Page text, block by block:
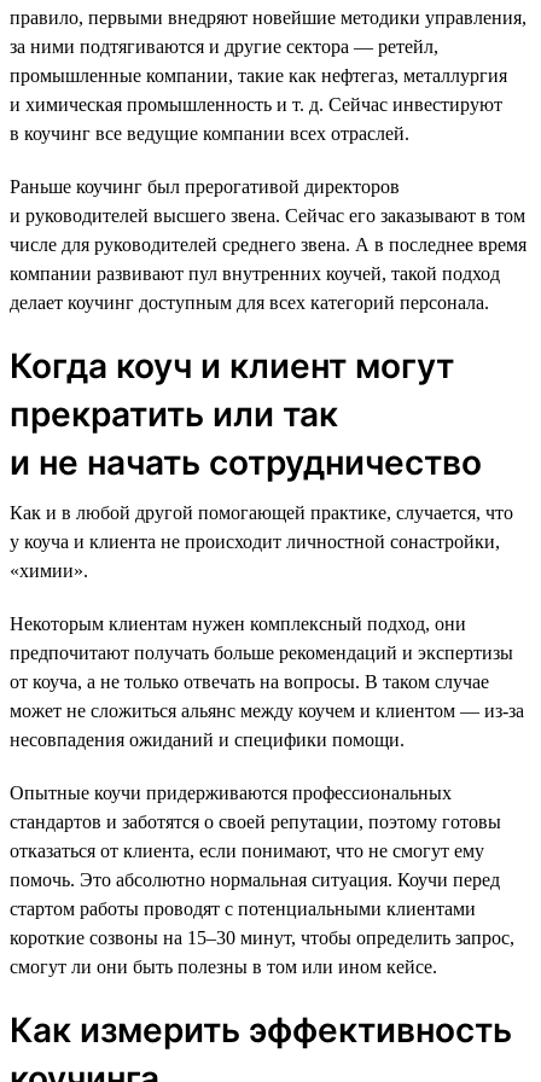
правило, первыми внедряют новейшие методики управления,
за ними подтягиваются и другие сектора — ретейл,
промышленные компании, такие как нефтегаз, металлургия
и химическая промышленность и т. д. Сейчас инвестируют
в коучинг все ведущие компании всех отраслей.
Раньше коучинг был прерогативой директоров
и руководителей высшего звена. Сейчас его заказывают в том
числе для руководителей среднего звена. А в последнее время
компании развивают пул внутренних коучей, такой подход
делает коучинг доступным для всех категорий персонала.
Когда коуч и клиент могут
прекратить или так
и не начать сотрудничество
Как и в любой другой помогающей практике, случается, что
у коуча и клиента не происходит личностной сонастройки,
«химии».
Некоторым клиентам нужен комплексный подход, они
предпочитают получать больше рекомендаций и экспертизы
от коуча, а не только отвечать на вопросы. В таком случае
может не сложиться альянс между коучем и клиентом — из-за
несовпадения ожиданий и специфики помощи.
Опытные коучи придерживаются профессиональных
стандартов и заботятся о своей репутации, поэтому готовы
отказаться от клиента, если понимают, что не смогут ему
помочь. Это абсолютно нормальная ситуация. Коучи перед
стартом работы проводят с потенциальными клиентами
короткие созвоны на 15–30 минут, чтобы определить запрос,
смогут ли они быть полезны в том или ином кейсе.
Как измерить эффективность